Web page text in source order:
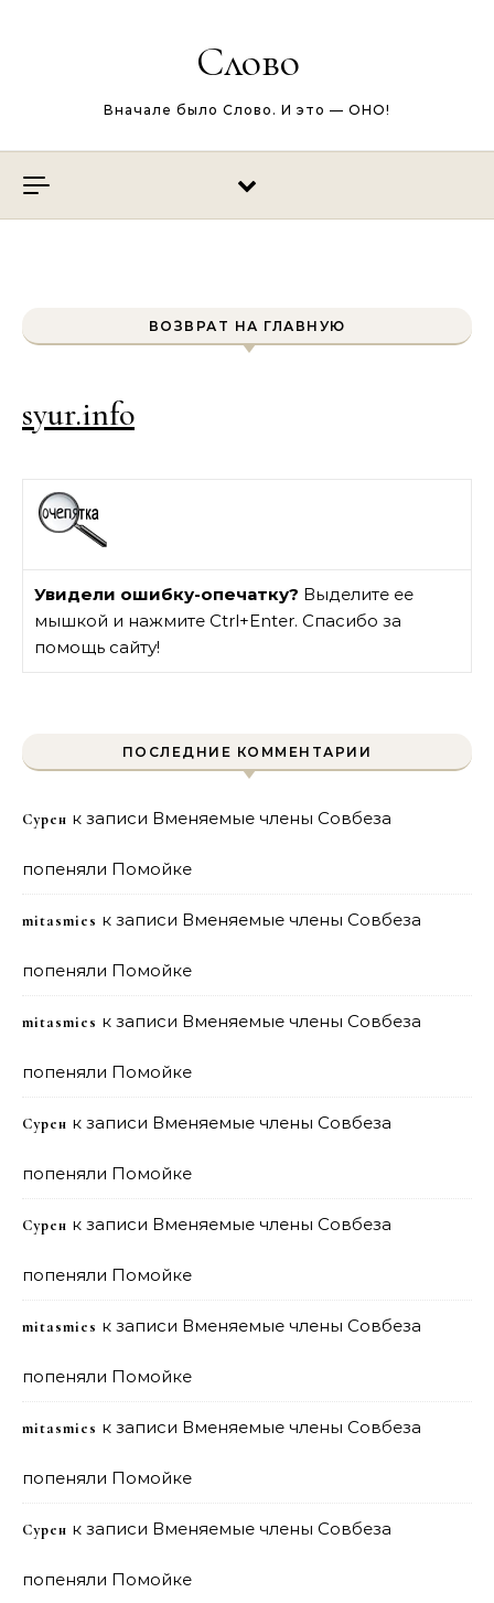
Слово
Вначале было Слово. И это — ОНО!
ВОЗВРАТ НА ГЛАВНУЮ
syur.info
Увидели ошибку-опечатку? Выделите ее
мышкой и нажмите Ctrl+Enter. Спасибо за
помощь сайту!
ПОСЛЕДНИЕ КОММЕНТАРИИ
Сурен к записи Вменяемые члены Совбеза
попеняли Помойке
mitasmies к записи Вменяемые члены Совбеза
попеняли Помойке
mitasmies к записи Вменяемые члены Совбеза
попеняли Помойке
Сурен к записи Вменяемые члены Совбеза
попеняли Помойке
Сурен к записи Вменяемые члены Совбеза
попеняли Помойке
mitasmies к записи Вменяемые члены Совбеза
попеняли Помойке
mitasmies к записи Вменяемые члены Совбеза
попеняли Помойке
Сурен к записи Вменяемые члены Совбеза
попеняли Помойке